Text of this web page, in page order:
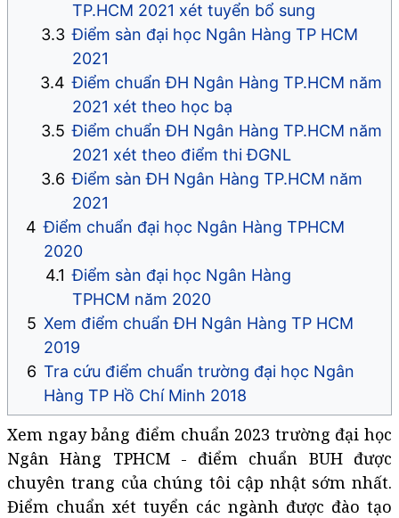
TP.HCM 2021 xét tuyển bổ sung
Điểm sàn đại học Ngân Hàng TP HCM
2021
Điểm chuẩn ĐH Ngân Hàng TP.HCM năm
2021 xét theo học bạ
Điểm chuẩn ĐH Ngân Hàng TP.HCM năm
2021 xét theo điểm thi ĐGNL
Điểm sàn ĐH Ngân Hàng TP.HCM năm
2021
Điểm chuẩn đại học Ngân Hàng TPHCM
2020
Điểm sàn đại học Ngân Hàng
TPHCM năm 2020
Xem điểm chuẩn ĐH Ngân Hàng TP HCM
2019
Tra cứu điểm chuẩn trường đại học Ngân
Hàng TP Hồ Chí Minh 2018
Xem ngay bảng điểm chuẩn 2023 trường đại học
Ngân Hàng TPHCM - điểm chuẩn BUH được
chuyên trang của chúng tôi cập nhật sớm nhất.
Điểm chuẩn xét tuyển các ngành được đào tạo